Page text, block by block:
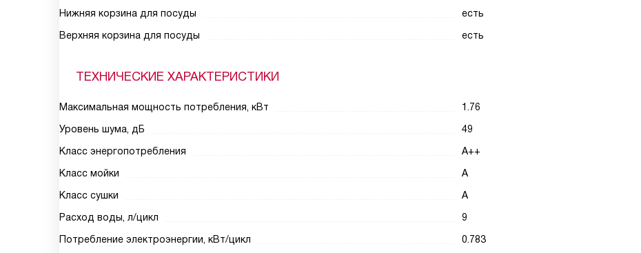
Нижняя корзина для посуды
есть
Верхняя корзина для посуды
есть
ТЕХНИЧЕСКИЕ ХАРАКТЕРИСТИКИ
Максимальная мощность потребления, кВт
1.76
Уровень шума, дБ
49
Класс энергопотребления
A++
Класс мойки
A
Класс сушки
A
Расход воды, л/цикл
9
Потребление электроэнергии, кВт/цикл
0.783